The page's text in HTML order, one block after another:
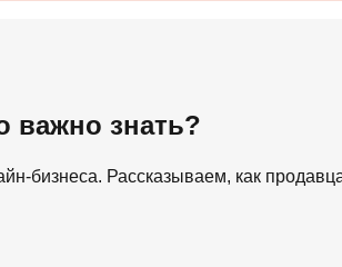
важно знать?
бизнеса. Рассказываем, как